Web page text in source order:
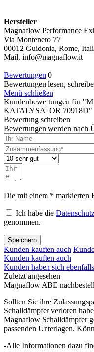
Hersteller
Magnaflow Performance
Via Montenero 77
00012 Guidonia, Rome,
Mail. info@magnaflow.it
Bewertungen 0
Bewertungen lesen,
Menü schließen
Kundenbewertungen für
KATALYSATOR 70918D"
Bewertung schreiben
Bewertungen werden nach
Die mit einem * markierten
Ich habe die
genommen.
Speichern
Kunden kauften auch
Kunden kauften auch
Kunden haben sich
Zuletzt angesehen
Magnaflow ABE
Sollten Sie ihre
Schalldämpfer verloren
Magnaflow Schalldämpfer
passenden Unterlagen.
-Alle Informationen dazu